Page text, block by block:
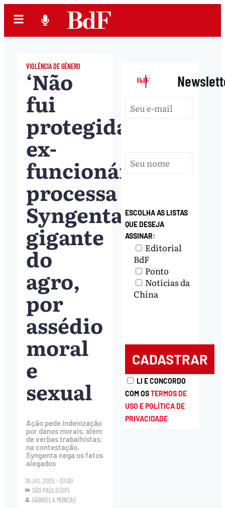
VIOLÊNCIA DE GÊNERO
‘Não
fui
protegida’:
ex-
funcionária
processa
Syngenta,
gigante
do
agro,
por
assédio
moral
e
sexual
Ação pede indenização
por danos morais, além
de verbas trabalhistas;
na contestação,
Syngenta nega os fatos
alegados
19.JUL.2025 - 07:00
SÃO PAULO (SP)
GABRIELA MONCAU
|
ESCOLHA AS LISTAS
QUE DESEJA
ASSINAR:
Editorial
BdF
Ponto
Notícias da
China
LI E CONCORDO
COM OSTERMOS DE
USO E POLÍTICA DE
PRIVACIDADE